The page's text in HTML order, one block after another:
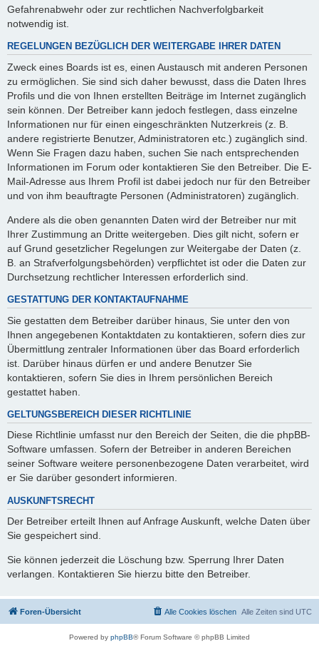
Gefahrenabwehr oder zur rechtlichen Nachverfolgbarkeit
notwendig ist.
REGELUNGEN BEZÜGLICH DER WEITERGABE IHRER DATEN
Zweck eines Boards ist es, einen Austausch mit anderen Personen
zu ermöglichen. Sie sind sich daher bewusst, dass die Daten Ihres
Profils und die von Ihnen erstellten Beiträge im Internet zugänglich
sein können. Der Betreiber kann jedoch festlegen, dass einzelne
Informationen nur für einen eingeschränkten Nutzerkreis (z. B.
andere registrierte Benutzer, Administratoren etc.) zugänglich sind.
Wenn Sie Fragen dazu haben, suchen Sie nach entsprechenden
Informationen im Forum oder kontaktieren Sie den Betreiber. Die E-
Mail-Adresse aus Ihrem Profil ist dabei jedoch nur für den Betreiber
und von ihm beauftragte Personen (Administratoren) zugänglich.
Andere als die oben genannten Daten wird der Betreiber nur mit
Ihrer Zustimmung an Dritte weitergeben. Dies gilt nicht, sofern er
auf Grund gesetzlicher Regelungen zur Weitergabe der Daten (z.
B. an Strafverfolgungsbehörden) verpflichtet ist oder die Daten zur
Durchsetzung rechtlicher Interessen erforderlich sind.
GESTATTUNG DER KONTAKTAUFNAHME
Sie gestatten dem Betreiber darüber hinaus, Sie unter den von
Ihnen angegebenen Kontaktdaten zu kontaktieren, sofern dies zur
Übermittlung zentraler Informationen über das Board erforderlich
ist. Darüber hinaus dürfen er und andere Benutzer Sie
kontaktieren, sofern Sie dies in Ihrem persönlichen Bereich
gestattet haben.
GELTUNGSBEREICH DIESER RICHTLINIE
Diese Richtlinie umfasst nur den Bereich der Seiten, die die phpBB-
Software umfassen. Sofern der Betreiber in anderen Bereichen
seiner Software weitere personenbezogene Daten verarbeitet, wird
er Sie darüber gesondert informieren.
AUSKUNFTSRECHT
Der Betreiber erteilt Ihnen auf Anfrage Auskunft, welche Daten über
Sie gespeichert sind.
Sie können jederzeit die Löschung bzw. Sperrung Ihrer Daten
verlangen. Kontaktieren Sie hierzu bitte den Betreiber.
Foren-Übersicht Alle Zeiten sind UTC
Alle Cookies löschen
Powered by phpBB® Forum Software © phpBB Limited